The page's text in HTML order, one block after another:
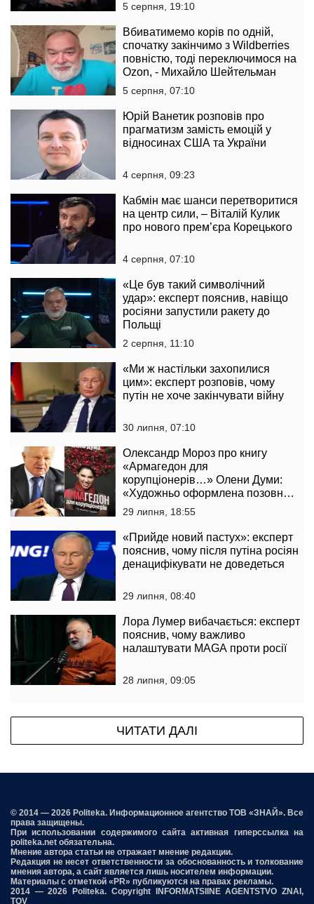
5 серпня, 19:10
Вбиватимемо корів по одній,
спочатку закінчимо з Wildberries
повністю, тоді переключимося на
Ozon, - Михайло Шейтельман
5 серпня, 07:10
Юрій Ванетик розповів про
прагматизм замість емоцій у
відносинах США та України
4 серпня, 09:23
Кабмін має шанси перетворитися
на центр сили, – Віталій Кулик
про нового прем’єра Корецького
4 серпня, 07:10
«Це був такий символічний
удар»: експерт пояснив, навіщо
росіяни запустили ракету до
Польщі
2 серпня, 11:10
«Ми ж настільки захопилися
цим»: експерт розповів, чому
путін не хоче закінчувати війну
30 липня, 07:10
Олександр Мороз про книгу
«Армагедон для
корупціонерів…» Олени Думи:
«Художньо оформлена позовна
заява до державної влади»
29 липня, 18:55
«Прийде новий пастух»: експерт
пояснив, чому після путіна росіян
денацифікувати не доведеться
29 липня, 08:40
Лора Лумер вибачається: експерт
пояснив, чому важливо
налаштувати MAGA проти росії
28 липня, 09:05
ЧИТАТИ ДАЛІ
© 2014 — 2026 Politeka. Информационное агентство ТОВ «ЗНАЙ». Все
права защищены.
При использовании содержимого сайта активная гиперссылка на
politeka.net обязательна.
Мнение автора статьи не отражает мнение редакции.
Редакция не несет ответственности за обоснованность и толкование
мнения автора, а сайт является лишь носителем информации.
Материалы с отметкой «PR» публикуются на правах рекламы.
2014 — 2026 Politeka. Copyright INFORMATSIINE AGENTSTVO ZNAI,
TOV